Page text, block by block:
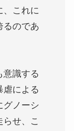
、これに
るのであ
意識する
虐による
グノーシ
せ、こ